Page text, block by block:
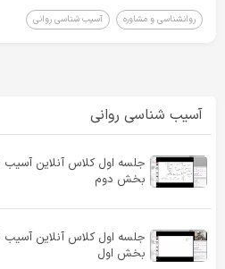
روانشناسی و مشاوره آسیب شناسی روانی
آسیب شناسی روانی
جلسه اول کلاس آنلاین
بخش دوم
جلسه اول کلاس آنلاین
بخش اول